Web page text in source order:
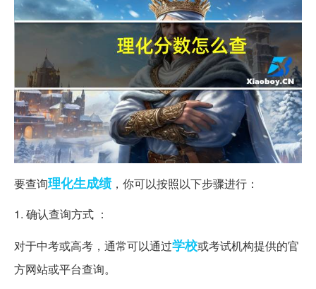
要查询理化生成绩，你可以按照以下步骤进行：
1. 确认查询方式 ：
对于中考或高考，通常可以通过学校或考试机构提供的官
方网站或平台查询。